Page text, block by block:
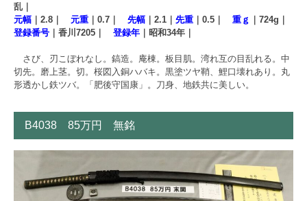
乱｜
元幅 ｜2.8｜ 元重 ｜0.7｜ 先幅 ｜2.1｜ 先重 ｜0.5｜ 重ｇ
｜724g｜
登録番号 ｜香川7205｜ 登録年 ｜昭和34年｜
さび、刃こぼれなし。鎬造。庵棟。板目肌。湾れ互の目乱れる。中
切先。磨上茎。切。桜図入銅ハバキ。黒塗ツヤ鞘、鯉口壊れあり。丸
形透かし鉄ツバ。「肥後守国康」。刀身、地鉄共に美しい。
B4038 85万円 無銘